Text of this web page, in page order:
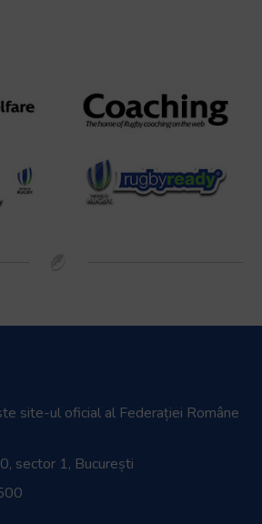
site-ul oficial al Federației Române
sector 1, București